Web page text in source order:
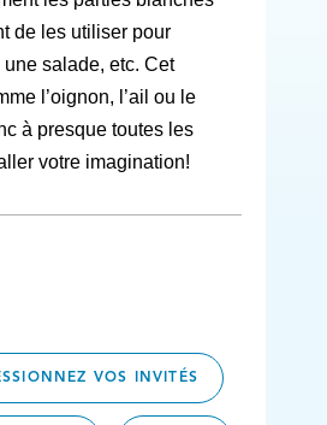
de les utiliser pour
salade, etc. Cet
l’oignon, l’ail ou le
à presque toutes les
votre imagination!
VOS INVITÉS